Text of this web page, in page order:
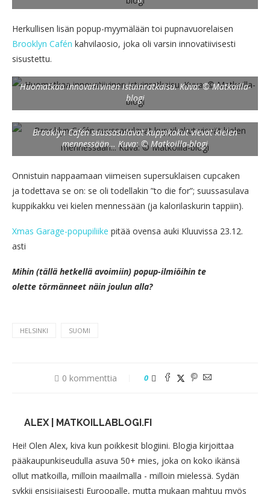
Herkullisen lisän popup-myymälään toi pupnavuorelaisen
Brooklyn Cafén kahvilaosio, joka oli varsin innovatiivisesti
sisustettu.
Huomatkaa innovatiivinen istuinratkaisu. Kuva: © Matkoilla-
blogi
Brooklyn Cafén suussasulavat kuppikakut vievät kielen
mennessään… Kuva: © Matkoilla-blogi
Onnistuin nappaamaan viimeisen supersuklaisen cupcaken
ja todettava se on: se oli todellakin ”to die for”; suussasulava
kuppikakku vei kielen mennessään (ja kalorilaskurin tappiin).
Xmas Garage-popupiliike pitää ovensa auki Kluuvissa 23.12.
asti
Mihin (tällä hetkellä avoimiin) popup-ilmiöihin te
olette törmänneet näin joulun alla?
HELSINKI SUOMI
0 kommenttia 0
ALEX | MATKOILLABLOGI.FI
Hei! Olen Alex, kiva kun poikkesit blogiini. Blogia kirjoittaa
pääkaupunkiseudulla asuva 50+ mies, joka on koko ikänsä
ollut matkoilla, milloin maailmalla - milloin mielessä. Sydän
sykkii ensisijaisesti Euroopalle, mutta mukaan mahtuu myös